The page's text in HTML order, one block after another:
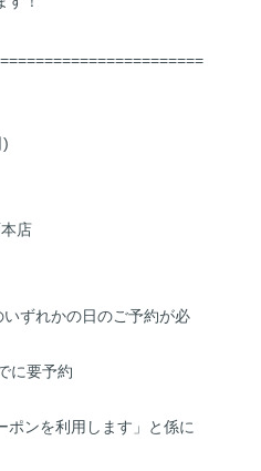
店
ずれかの日のご予約が必
に要予約
ンを利用します」と係に